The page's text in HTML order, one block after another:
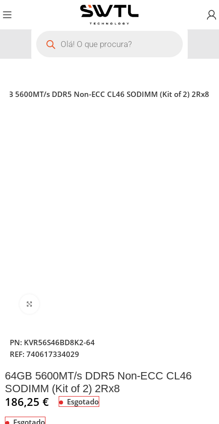
5600MT/s DDR5 Non-ECC CL46 SODIMM (Kit of 2) 2Rx8
PN: KVR56S46BD8K2-64
REF:740617334029
64GB 5600MT/s DDR5 Non-ECC CL46
SODIMM (Kit of 2) 2Rx8
186,25€ Esgotado
Esgotado